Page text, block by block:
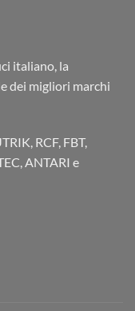
italiano, la
dei migliori marchi
RCF, FBT,
ANTARI e